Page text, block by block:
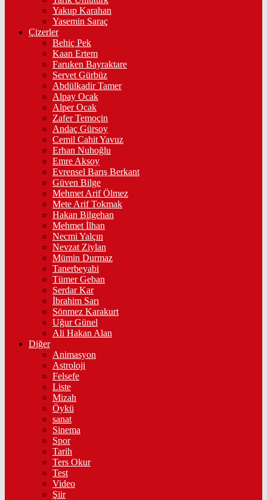
Yakup Karahan
Yasemin Saraç
Çizerler
Behiç Pek
Kaan Ertem
Faruken Bayraktare
Servet Gürbüz
Abdülkadir Tamer
Alpay Ocak
Alper Ocak
Zafer Temoçin
Andaç Gürsoy
Cemil Cahit Yavuz
Erhan Nuhoğlu
Emre Aksoy
Evrensel Barış Berkant
Güven Bilge
Mehmet Arif Ölmez
Mete Arif Tokmak
Hakan Bilgehan
Mehmet İlhan
Necmi Yalçın
Nevzat Ziylan
Mümin Durmaz
Tanerbeyabi
Tümer Geban
Serdar Kar
İbrahim Sarı
Sönmez Karakurt
Uğur Günel
Ali Hakan Alan
Diğer
Animasyon
Astroloji
Felsefe
Liste
Mizah
Öykü
sanat
Sinema
Spor
Tarih
Ters Okur
Test
Video
Şiir